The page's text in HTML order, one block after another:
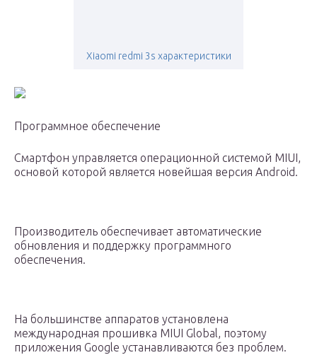
Xiaomi redmi 3s характеристики
Программное обеспечение
Смартфон управляется операционной системой MIUI,
основой которой является новейшая версия Android.
Производитель обеспечивает автоматические
обновления и поддержку программного
обеспечения.
На большинстве аппаратов установлена
международная прошивка MIUI Global, поэтому
приложения Google устанавливаются без проблем.